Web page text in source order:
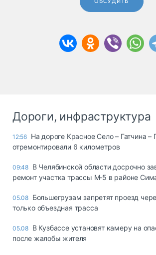
Дороги, инфраструктура
12:56 На дороге Красное Село – Гатчина –
отремонтировали 6 километров
09:48 В Челябинской области досрочно
ремонт участка трассы М‑5 в районе
05.08 Большегрузам запретят проезд
только объездная трасса
05.08 В Кузбассе установят камеру на
после жалобы жителя